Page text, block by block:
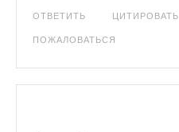
ОТВЕТИТЬ ЦИТИРОВАТЬ
ПОЖАЛОВАТЬСЯ